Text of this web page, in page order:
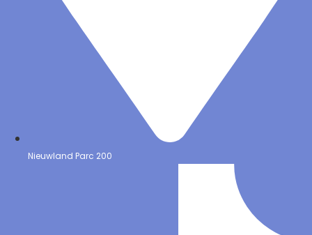
Nieuwland Parc 200